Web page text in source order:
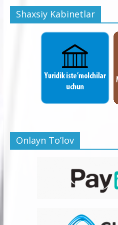
Shaxsiy Kabinetlar
Onlayn To’lov